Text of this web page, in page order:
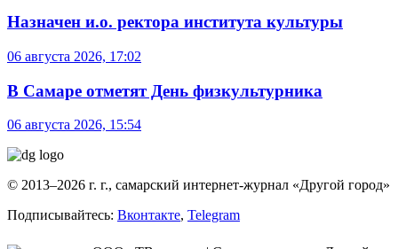
Назначен и.о. ректора института культуры
06 августа 2026, 17:02
В Самаре отметят День физкультурника
06 августа 2026, 15:54
© 2013–2026 г. г., самарский интернет-журнал «Другой город»
Подписывайтесь: Вконтакте, Telegram